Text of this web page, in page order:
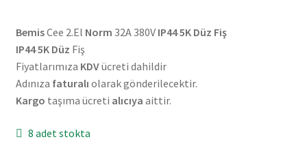
BemisCee 2.El Norm 32A 380V IP44 5K Düz Fiş
IP44 5K Düz Fiş
Fiyatlarımıza KDVücreti dahildir
Adınıza faturalı olarak gönderilecektir.
Kargo taşıma ücreti alıcıya aittir.
8 adet stokta